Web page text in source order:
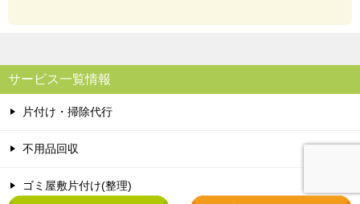
サービス一覧情報
片付け・掃除代行
不用品回収
ゴミ屋敷片付け(整理)